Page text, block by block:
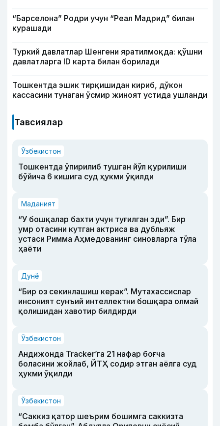
“Барселона” Родри учун “Реал Мадрид” билан
курашади
Туркий давлатлар Шенгени яратилмоқда: қўшни
давлатларга ID карта билан борилади
Тошкентда эшик тирқишидан кириб, дўкон
кассасини тунаган ўсмир жиноят устида ушланди
Тавсиялар
Ўзбекистон
Тошкентда ўпирилиб тушган йўл қурилиши
бўйича 6 кишига суд ҳукми ўқилди
Маданият
“У бошқалар бахти учун туғилган эди”. Бир
умр отасини кутган актриса ва дубльяж
устаси Римма Аҳмедованинг синовларга тўла
ҳаёти
Дунё
“Бир оз секинлашиш керак”. Мутахассислар
инсоният сунъий интеллектни бошқара олмай
қолишидан хавотир билдирди
Ўзбекистон
Андижонда Tracker’га 21 нафар боғча
боласини жойлаб, ЙТҲ содир этган аёлга суд
ҳукми ўқилди
Ўзбекистон
“Саккиз қатор шеърим бошимга саккизта